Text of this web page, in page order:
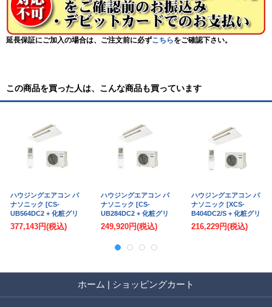
延長保証にご加入の場合は、ご注文前に必ずこちらをご確認下さい。
この商品を買った人は、こんな商品も買っています
ハウジングエアコン パ
ナソニック [CS-
UB564DC2 + 化粧グリ
ル] フル暖 天井ビルト
イン 1方向タイプ 18畳
377,143円(税込)
ハウジングエアコン パ
ナソニック [CS-
UB284DC2 + 化粧グリ
ル] フル暖 天井ビルト
イン 1方向タイプ 10畳
UB287CC2の後継品)
249,920円(税込)
ハウジングエアコン パ
ナソニック [XCS-
B404DC2/S + 化粧グリ
ル] 1方向天井ビルトイ
ン 14畳程度 単相200V
216,229円(税込)
ホーム | ショッピングカート